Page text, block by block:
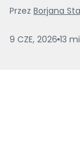
Przez Borjana
9 CZE, 2026 13